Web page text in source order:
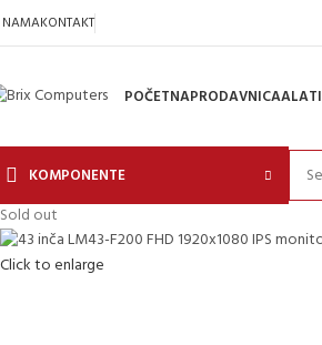
KONTAKT
POČETNAPRODAVNICAALATI
KOMPONENTE
Sold out
Click to enlarge